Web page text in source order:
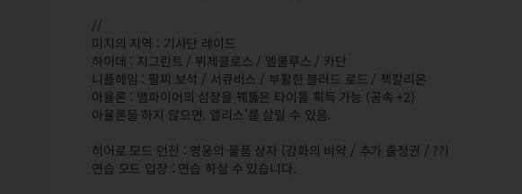
//
미지의 지역 : 기사단 레이드
하이데 : 지그린트 / 뷔제클로스 / 엘쿨루스 / 카단
니플헤임 : 팔찌 보석 / 서큐버스 / 부활한 블러드 로드 / 젝칼리온
아율론 : 뱀파이어의 심장을 꿰뚫은 타이틀 획득 가능 (공속 +2)
아율론을 하지 않으면. 앨리스'를 살릴 수 있음.
히어로 모드 던전 : 영웅의 물품 상자 (강화의 비약 / 추가 출정권 / ??)
연습 모드 입장 : 연습 하실 수 있습니다.